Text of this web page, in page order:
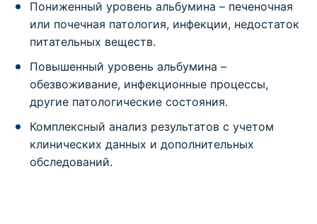
Пониженный уровень альбумина – печеночная
или почечная патология, инфекции, недостаток
питательных веществ.
Повышенный уровень альбумина –
обезвоживание, инфекционные процессы,
другие патологические состояния.
Комплексный анализ результатов с учетом
клинических данных и дополнительных
обследований.